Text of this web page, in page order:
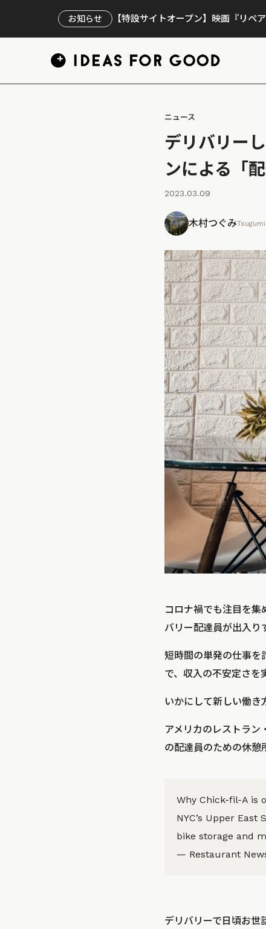
お知らせ 【特設サイトオープン】映画『リペ
ニュース
デリバリー
ンによる「
2023.03.09
木村つぐみTsugumi
コロナ禍でも注目を集
バリー配達員が出入り
短時間の単発の仕事を
で、収入の不安定さを
いかにして新しい働き
アメリカのレストラ
の配達員のための休憩
Why Chick-fil-A is
NYC’s Upper
bike storage and
— Restaurant
デリバリーで日頃お世